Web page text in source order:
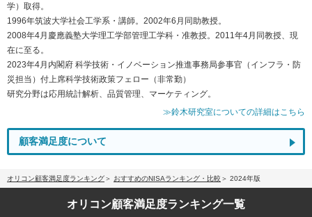
学）取得。
1996年筑波大学社会工学系・講師。2002年6月同助教授。
2008年4月慶應義塾大学理工学部管理工学科・准教授。2011年4月同教授、現
在に至る。
2023年4月内閣府 科学技術・イノベーション推進事務局参事官（インフラ・防
災担当）付上席科学技術政策フェロー（非常勤）
研究分野は応用統計解析、品質管理、マーケティング。
≫鈴木研究室についての詳細はこちら
顧客満足度について
オリコン顧客満足度ランキング おすすめのNISAランキング・比較 2024年版
オリコン顧客満足度ランキング一覧